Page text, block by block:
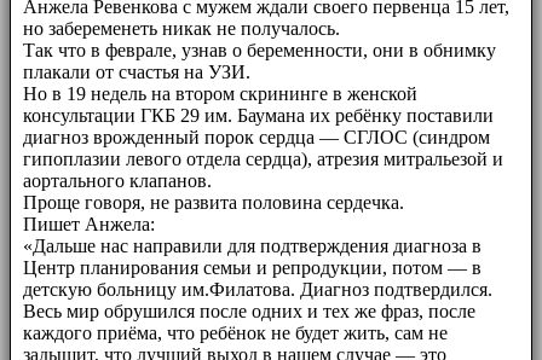
Анжела Ревенкова с мужем ждали своего первенца 15 лет,
но забеременеть никак не получалось.
Так что в феврале, узнав о беременности, они в обнимку
плакали от счастья на УЗИ.
Но в 19 недель на втором скрининге в женской
консультации ГКБ 29 им. Баумана их ребёнку поставили
диагноз врожденный порок сердца — СГЛОС (синдром
гипоплазии левого отдела сердца), атрезия митральезой и
аортального клапанов.
Проще говоря, не развита половина сердечка.
Пишет Анжела:
«Дальше нас направили для подтверждения диагноза в
Центр планирования семьи и репродукции, потом — в
детскую больницу им.Филатова. Диагноз подтвердился.
Весь мир обрушился после одних и тех же фраз, после
каждого приёма, что ребёнок не будет жить, сам не
задышит, что лучший выход в нашем случае — это